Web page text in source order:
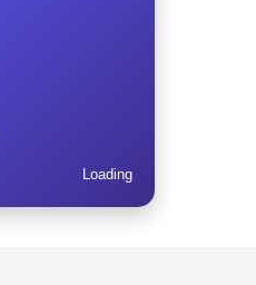
Loading